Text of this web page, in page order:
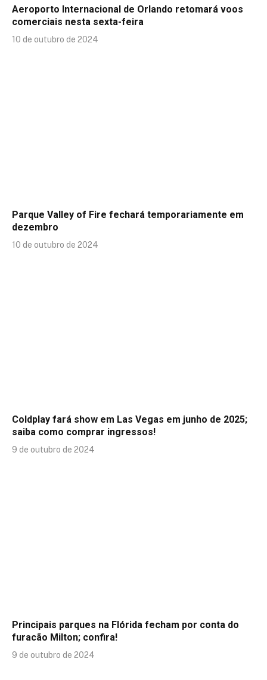
Aeroporto Internacional de Orlando retomará voos
comerciais nesta sexta-feira
10 de outubro de 2024
Parque Valley of Fire fechará temporariamente em
dezembro
10 de outubro de 2024
Coldplay fará show em Las Vegas em junho de 2025;
saiba como comprar ingressos!
9 de outubro de 2024
Principais parques na Flórida fecham por conta do
furacão Milton; confira!
9 de outubro de 2024